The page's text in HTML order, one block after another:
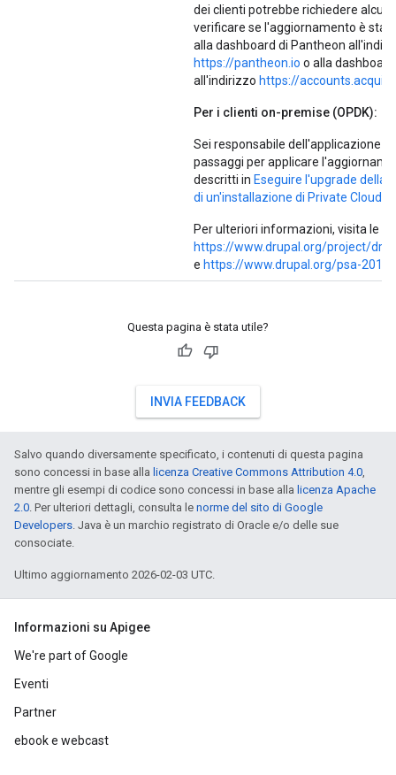
dei clienti potrebbe richiedere
verificare se l'aggiornamento è
alla dashboard di Pantheon
https://pantheon.io o alla
all'indirizzo https://
Per i clienti on-premise (OPDK):
Sei responsabile dell'applicazione
passaggi per applicare
descritti in Eseguire l'upgrade della
di un'installazione di Private Cloud
Per ulteriori informazioni, visita le
https://www.drupal.org/project/
e https://www.drupal.org/psa-
Questa pagina è stata utile?
INVIA FEEDBACK
Salvo quando diversamente specificato, i contenuti di questa pagina
sono concessi in base alla licenza Creative Commons Attribution 4.0,
mentre gli esempi di codice sono concessi in base alla licenza Apache
2.0. Per ulteriori dettagli, consulta le norme del sito di Google
Developers. Java è un marchio registrato di Oracle e/o delle sue
consociate.
Ultimo aggiornamento 2026-02-03 UTC.
Informazioni su Apigee
We're part of Google
Eventi
Partner
ebook e webcast